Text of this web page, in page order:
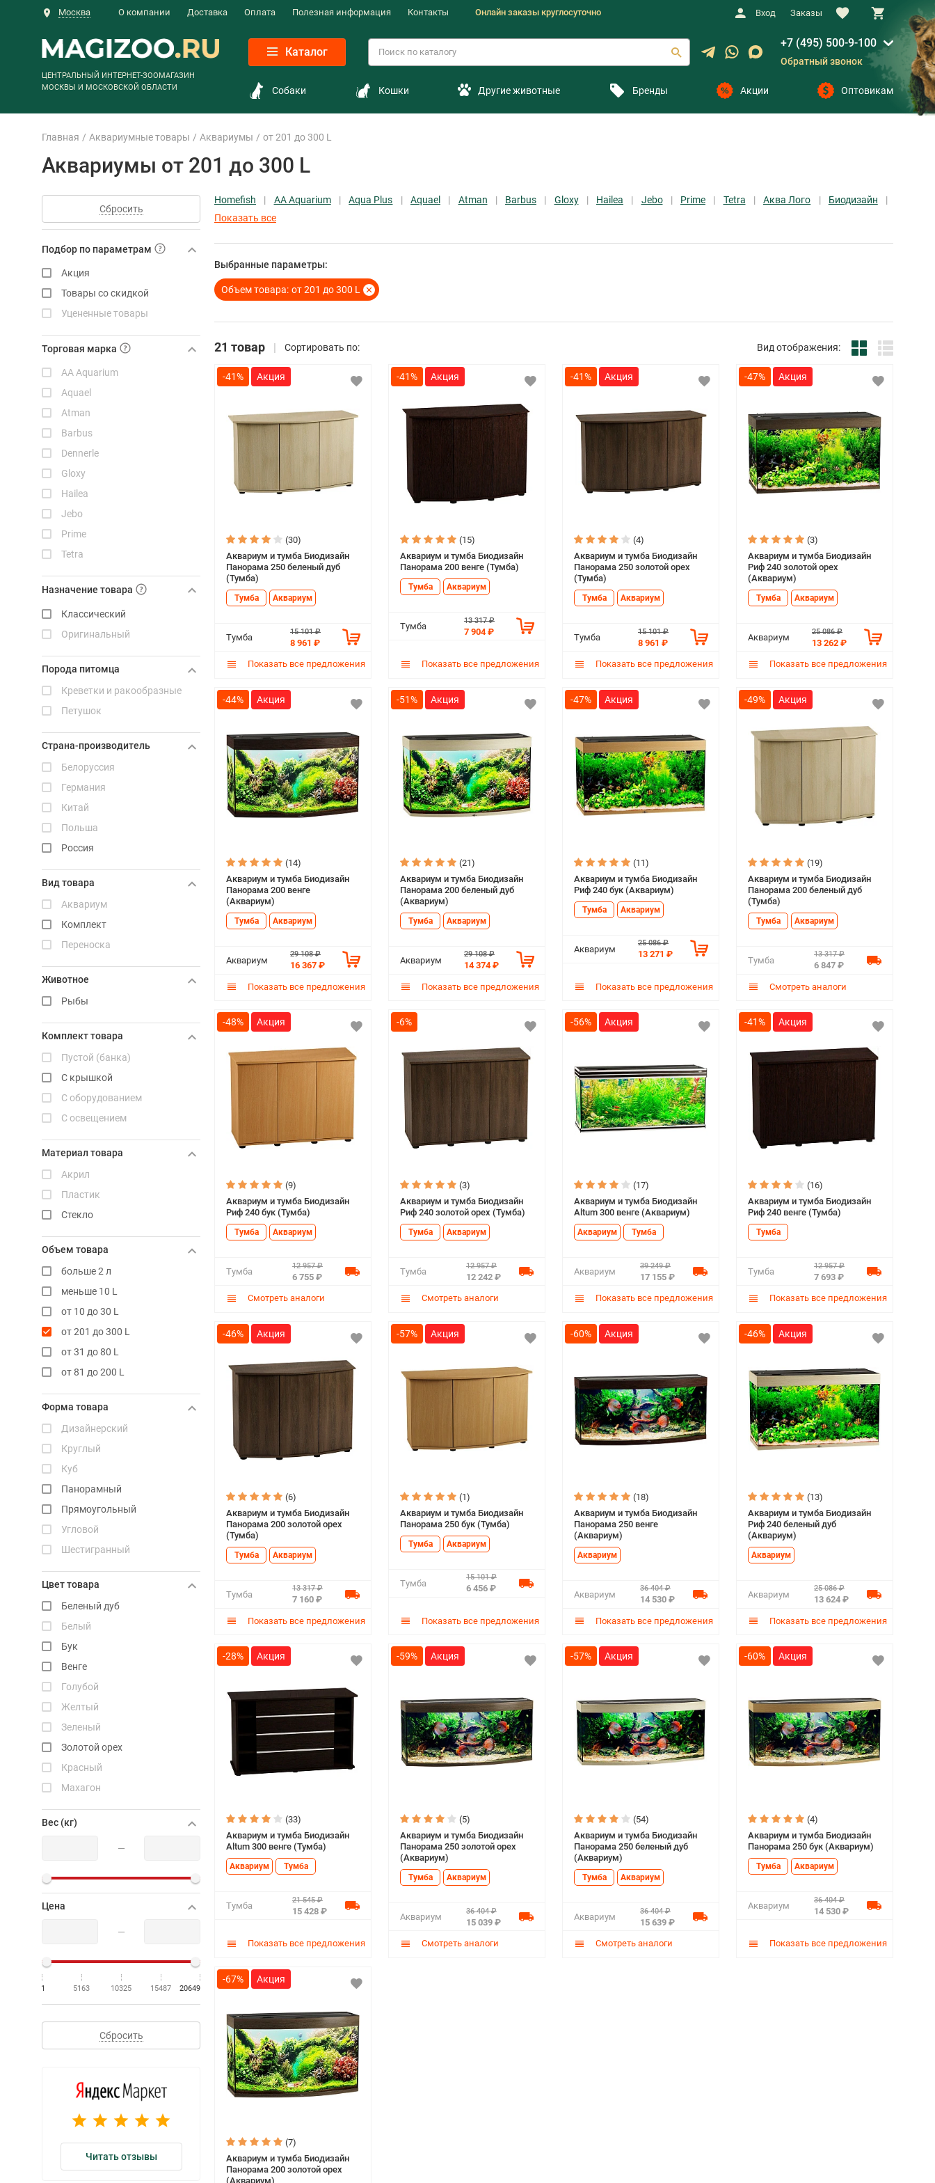
Москва О компании Доставка Оплата Полезная информация Контакты Онлайн заказы круглосуточно Вход Заказы
ЦЕНТРАЛЬНЫЙ ИНТЕРНЕТ-ЗООМАГАЗИН
МОСКВЫ И МОСКОВСКОЙ ОБЛАСТИ
Каталог
+7 (495) 500-9-100
Обратный звонок
Собаки Кошки Другие животные Бренды Акции Оптовикам
Главная Аквариумные товары Аквариумы от 201 до 300 L
Аквариумы от 201 до 300 L
Сбросить
Подбор по параметрам
Акция
Товары со скидкой
Уцененные товары
Торговая марка
AA Aquarium
Aquael
Atman
Barbus
Dennerle
Gloxy
Hailea
Jebo
Prime
Tetra
Аква Лого
Биодизайн
СМ
Тихая пристань
Homefish
Dophin
Aqua Plus
Назначение товара
Классический
Оригинальный
Порода питомца
Креветки и ракообразные
Петушок
Страна-производитель
Белоруссия
Германия
Китай
Польша
Россия
Вид товара
Аквариум
Комплект
Переноска
Животное
Рыбы
Комплект товара
Пустой (банка)
С крышкой
С оборудованием
С освещением
Материал товара
Акрил
Пластик
Стекло
Объем товара
больше 2 л
меньше 10 L
от 10 до 30 L
от 201 до 300 L
от 31 до 80 L
от 81 до 200 L
Форма товара
Дизайнерский
Круглый
Куб
Панорамный
Прямоугольный
Угловой
Шестигранный
Цвет товара
Беленый дуб
Белый
Бук
Венге
Голубой
Желтый
Зеленый
Золотой орех
Красный
Махагон
Оранжевый
Орех
Синий
Вес (кг)
—
Цена
—
1 5163 10325 15487 20649
Сбросить
Читать отзывы
Homefish AA Aquarium Aqua Plus Aquael Atman Barbus Gloxy Hailea Jebo Prime Tetra Аква Лого
Биодизайн
Показать все
Выбранные параметры:
Объем товара: от 201 до 300 L
21 товар Сортировать по: Вид отображения:
-41%
(30)
Аквариум и тумба Биодизайн
Панорама 250 беленый дуб
(Тумба)
Тумба Аквариум
Тумба
15 101 ₽
8 961 ₽
Показать все предложения
-41%
(15)
Аквариум и тумба Биодизайн
Панорама 200 венге (Тумба)
Тумба Аквариум
Тумба
13 317 ₽
7 904 ₽
Показать все предложения
-41%
(4)
Аквариум и тумба Биодизайн
Панорама 250 золотой орех
(Тумба)
Тумба Аквариум
Тумба
15 101 ₽
8 961 ₽
Показать все предложения
-47%
(3)
Аквариум и тумба Биодизайн
Риф 240 золотой орех
(Аквариум)
Тумба Аквариум
Аквариум
25 086 ₽
13 262 ₽
Показать все предложения
-44%
(14)
Аквариум и тумба Биодизайн
Панорама 200 венге
(Аквариум)
Тумба Аквариум
Аквариум
29 108 ₽
16 367 ₽
Показать все предложения
-51%
(21)
Аквариум и тумба Биодизайн
Панорама 200 беленый дуб
(Аквариум)
Тумба Аквариум
Аквариум
29 108 ₽
14 374 ₽
Показать все предложения
-47%
(11)
Аквариум и тумба Биодизайн
Риф 240 бук (Аквариум)
Тумба Аквариум
Аквариум
25 086 ₽
13 271 ₽
Показать все предложения
-49%
(19)
Аквариум и тумба Биодизайн
Панорама 200 беленый дуб
(Тумба)
Тумба Аквариум
Тумба
13 317 ₽
6 847 ₽
Смотреть аналоги
-48%
(9)
Аквариум и тумба Биодизайн
Риф 240 бук (Тумба)
Тумба Аквариум
Тумба
12 957 ₽
6 755 ₽
Смотреть аналоги
-6%
(3)
Аквариум и тумба Биодизайн
Риф 240 золотой орех (Тумба)
Тумба Аквариум
Тумба
12 957 ₽
12 242 ₽
Смотреть аналоги
-56%
(17)
Аквариум и тумба Биодизайн
Altum 300 венге (Аквариум)
Аквариум Тумба
Аквариум
39 249 ₽
17 155 ₽
Показать все предложения
-41%
(16)
Аквариум и тумба Биодизайн
Риф 240 венге (Тумба)
Тумба
Тумба
12 957 ₽
7 693 ₽
Показать все предложения
-46%
(6)
Аквариум и тумба Биодизайн
Панорама 200 золотой орех
(Тумба)
Тумба Аквариум
Тумба
13 317 ₽
7 160 ₽
Показать все предложения
-57%
(1)
Аквариум и тумба Биодизайн
Панорама 250 бук (Тумба)
Тумба Аквариум
Тумба
15 101 ₽
6 456 ₽
Показать все предложения
-60%
(18)
Аквариум и тумба Биодизайн
Панорама 250 венге
(Аквариум)
Аквариум
Аквариум
36 404 ₽
14 530 ₽
Показать все предложения
-46%
(13)
Аквариум и тумба Биодизайн
Риф 240 беленый дуб
(Аквариум)
Аквариум
Аквариум
25 086 ₽
13 624 ₽
Показать все предложения
-28%
(33)
Аквариум и тумба Биодизайн
Altum 300 венге (Тумба)
Аквариум Тумба
Тумба
21 545 ₽
15 428 ₽
Показать все предложения
-59%
(5)
Аквариум и тумба Биодизайн
Панорама 250 золотой орех
(Аквариум)
Тумба Аквариум
Аквариум
36 404 ₽
15 039 ₽
Смотреть аналоги
-57%
(54)
Аквариум и тумба Биодизайн
Панорама 250 беленый дуб
(Аквариум)
Тумба Аквариум
Аквариум
36 404 ₽
15 639 ₽
Смотреть аналоги
-60%
(4)
Аквариум и тумба Биодизайн
Панорама 250 бук (Аквариум)
Тумба Аквариум
Аквариум
36 404 ₽
14 530 ₽
Показать все предложения
-67%
(7)
Аквариум и тумба Биодизайн
Панорама 200 золотой орех
(Аквариум)